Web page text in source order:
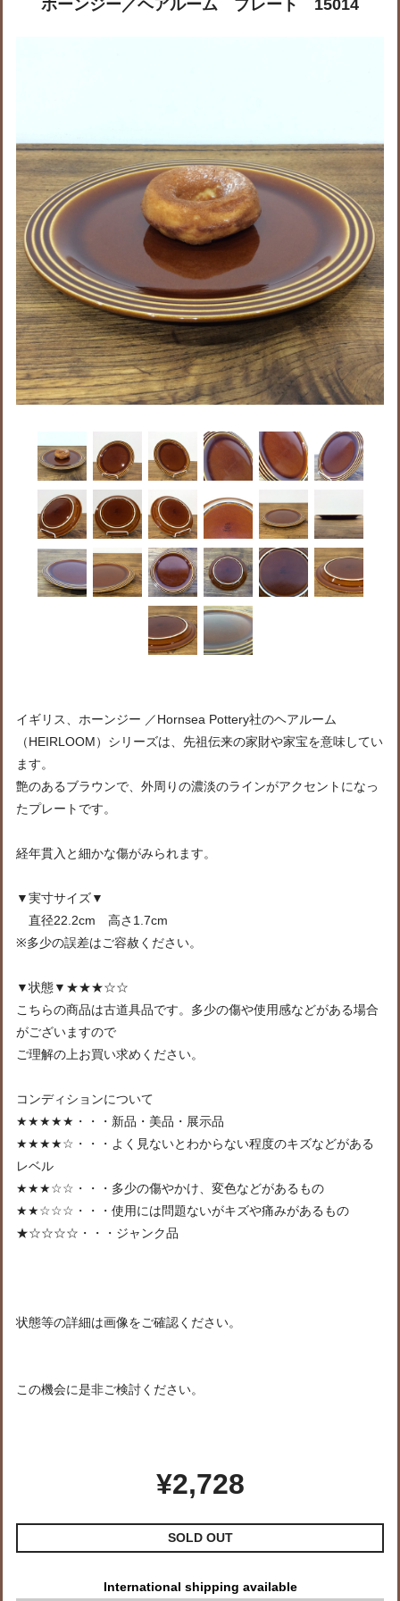
ホーンジー／ヘアルーム プレート 15014
イギリス、ホーンジー ／Hornsea Pottery社のヘアルーム
（HEIRLOOM）シリーズは、先祖伝来の家財や家宝を意味してい
ます。
艶のあるブラウンで、外周りの濃淡のラインがアクセントになっ
たプレートです。
経年貫入と細かな傷がみられます。
▼実寸サイズ▼
直径22.2cm 高さ1.7cm
※多少の誤差はご容赦ください。
▼状態▼★★★☆☆
こちらの商品は古道具品です。多少の傷や使用感などがある場合
がございますので
ご理解の上お買い求めください。
コンディションについて
★★★★★・・・新品・美品・展示品
★★★★☆・・・よく見ないとわからない程度のキズなどがある
レベル
★★★☆☆・・・多少の傷やかけ、変色などがあるもの
★★☆☆☆・・・使用には問題ないがキズや痛みがあるもの
★☆☆☆☆・・・ジャンク品
状態等の詳細は画像をご確認ください。
この機会に是非ご検討ください。
¥2,728
SOLD OUT
International shipping available